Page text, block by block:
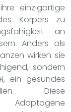
einzigartige
Körpers zu
an
Anders als
wirken sie
sondern
ein gesundes
Diese
Adaptogene